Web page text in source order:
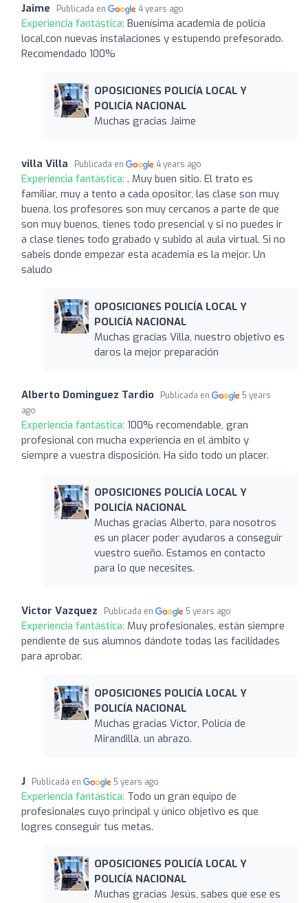
Jaime Publicada en 4 years ago
Experiencia fantástica: Buenísima academia de policía
local,con nuevas instalaciones y estupendo prefesorado.
Recomendado 100%
OPOSICIONES POLICÍA LOCAL Y
POLICÍA NACIONAL
Muchas gracias Jaime
villa Villa Publicada en 4 years ago
Experiencia fantástica: . Muy buen sitio. El trato es
familiar, muy a tento a cada opositor, las clase son muy
buena, los profesores son muy cercanos a parte de que
son muy buenos, tienes todo presencial y si no puedes ir
a clase tienes todo grabado y subido al aula virtual. Si no
sabeis donde empezar esta academia es la mejor. Un
saludo
OPOSICIONES POLICÍA LOCAL Y
POLICÍA NACIONAL
Muchas gracias Villa, nuestro objetivo es
daros la mejor preparación
Alberto Dominguez Tardio Publicada en
5 years
ago
Experiencia fantástica: 100% recomendable, gran
profesional con mucha experiencia en el ámbito y
siempre a vuestra disposición. Ha sido todo un placer.
OPOSICIONES POLICÍA LOCAL Y
POLICÍA NACIONAL
Muchas gracias Alberto, para nosotros
es un placer poder ayudaros a conseguir
vuestro sueño. Estamos en contacto
para lo que necesites.
Victor Vazquez Publicada en 5 years ago
Experiencia fantástica: Muy profesionales, están siempre
pendiente de sus alumnos dándote todas las facilidades
para aprobar.
OPOSICIONES POLICÍA LOCAL Y
POLICÍA NACIONAL
Muchas gracias Víctor, Policía de
Mirandilla, un abrazo.
J Publicada en 5 years ago
Experiencia fantástica: Todo un gran equipo de
profesionales cuyo principal y único objetivo es que
logres conseguir tus metas.
OPOSICIONES POLICÍA LOCAL Y
POLICÍA NACIONAL
Muchas gracias Jesús, sabes que ese es